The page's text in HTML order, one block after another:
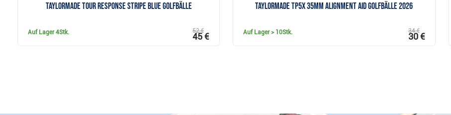
TaylorMade Tour Response Stripe Blue Golfbälle
Auf Lager4Stk. 52 €
45 €
TaylorMade TP5x 35mm Alignment Aid Golfbälle 2026
Auf Lager> 10Stk. 34 €
30 €